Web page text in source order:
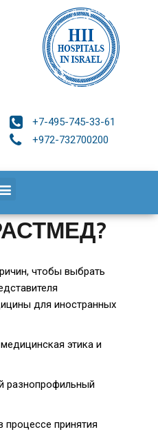
+7-495-745-33-61
+972-732700200
чтобы выбрать
для иностранных
этика и
разнопрофильный
процессе принятия